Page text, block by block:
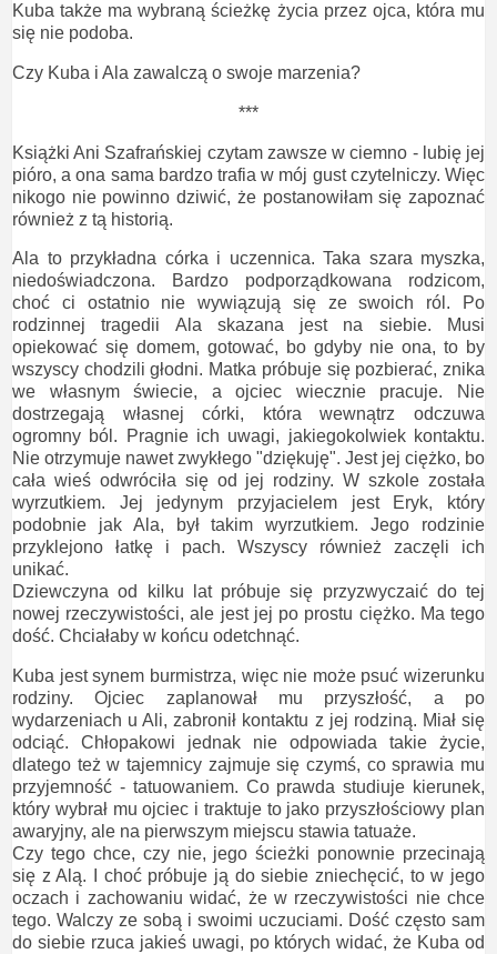
Kuba także ma wybraną ścieżkę życia przez ojca, która mu
się nie podoba.
Czy Kuba i Ala zawalczą o swoje marzenia?
***
Książki Ani Szafrańskiej czytam zawsze w ciemno - lubię jej
pióro, a ona sama bardzo trafia w mój gust czytelniczy. Więc
nikogo nie powinno dziwić, że postanowiłam się zapoznać
również z tą historią.
Ala to przykładna córka i uczennica. Taka szara myszka,
niedoświadczona. Bardzo podporządkowana rodzicom,
choć ci ostatnio nie wywiązują się ze swoich ról. Po
rodzinnej tragedii Ala skazana jest na siebie. Musi
opiekować się domem, gotować, bo gdyby nie ona, to by
wszyscy chodzili głodni. Matka próbuje się pozbierać, znika
we własnym świecie, a ojciec wiecznie pracuje. Nie
dostrzegają własnej córki, która wewnątrz odczuwa
ogromny ból. Pragnie ich uwagi, jakiegokolwiek kontaktu.
Nie otrzymuje nawet zwykłego "dziękuję". Jest jej ciężko, bo
cała wieś odwróciła się od jej rodziny. W szkole została
wyrzutkiem. Jej jedynym przyjacielem jest Eryk, który
podobnie jak Ala, był takim wyrzutkiem. Jego rodzinie
przyklejono łatkę i pach. Wszyscy również zaczęli ich
unikać.
Dziewczyna od kilku lat próbuje się przyzwyczaić do tej
nowej rzeczywistości, ale jest jej po prostu ciężko. Ma tego
dość. Chciałaby w końcu odetchnąć.
Kuba jest synem burmistrza, więc nie może psuć wizerunku
rodziny. Ojciec zaplanował mu przyszłość, a po
wydarzeniach u Ali, zabronił kontaktu z jej rodziną. Miał się
odciąć. Chłopakowi jednak nie odpowiada takie życie,
dlatego też w tajemnicy zajmuje się czymś, co sprawia mu
przyjemność - tatuowaniem. Co prawda studiuje kierunek,
który wybrał mu ojciec i traktuje to jako przyszłościowy plan
awaryjny, ale na pierwszym miejscu stawia tatuaże.
Czy tego chce, czy nie, jego ścieżki ponownie przecinają
się z Alą. I choć próbuje ją do siebie zniechęcić, to w jego
oczach i zachowaniu widać, że w rzeczywistości nie chce
tego. Walczy ze sobą i swoimi uczuciami. Dość często sam
do siebie rzuca jakieś uwagi, po których widać, że Kuba od